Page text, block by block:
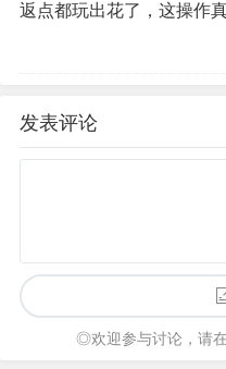
返点都玩出花了，这操作
发表评论
◎欢迎参与讨论，请